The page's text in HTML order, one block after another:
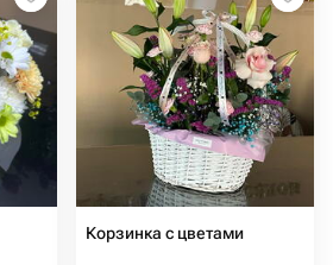
Корзинка с цветами